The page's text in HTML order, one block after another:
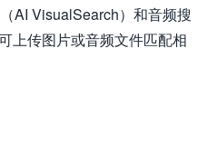
AI VisualSearch）和音频搜
上传图片或音频文件匹配相